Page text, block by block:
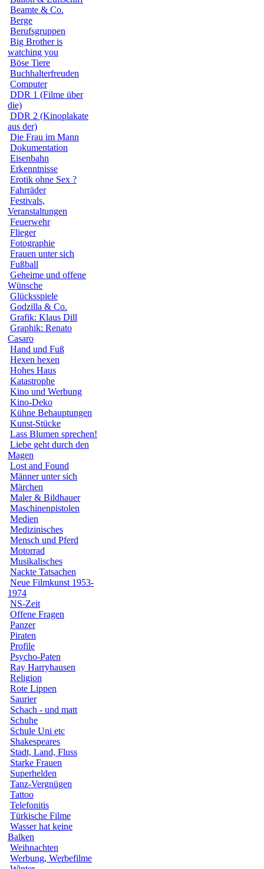
Beamte & Co.
Berge
Berufsgruppen
Big Brother is
watching you
Böse Tiere
Buchhalterfreuden
Computer
DDR 1 (Filme über
die)
DDR 2 (Kinoplakate
aus der)
Die Frau im Mann
Dokumentation
Eisenbahn
Erkenntnisse
Erotik ohne Sex ?
Fahrräder
Festivals,
Veranstaltungen
Feuerwehr
Flieger
Fotographie
Frauen unter sich
Fußball
Geheime und offene
Wünsche
Glücksspiele
Godzilla & Co.
Grafik: Klaus Dill
Graphik: Renato
Casaro
Hand und Fuß
Hexen hexen
Hohes Haus
Katastrophe
Kino und Werbung
Kino-Deko
Kühne Behauptungen
Kunst-Stücke
Lass Blumen sprechen!
Liebe geht durch den
Magen
Lost and Found
Männer unter sich
Märchen
Maler & Bildhauer
Maschinenpistolen
Medien
Medizinisches
Mensch und Pferd
Motorrad
Musikalisches
Nackte Tatsachen
Neue Filmkunst 1953-
1974
NS-Zeit
Offene Fragen
Panzer
Piraten
Profile
Psycho-Paten
Ray Harryhausen
Religion
Rote Lippen
Saurier
Schach - und matt
Schuhe
Schule Uni etc
Shakespeares
Stadt, Land, Fluss
Starke Frauen
Superhelden
Tanz-Vergnügen
Tattoo
Telefonitis
Türkische Filme
Wasser hat keine
Balken
Weihnachten
Werbung, Werbefilme